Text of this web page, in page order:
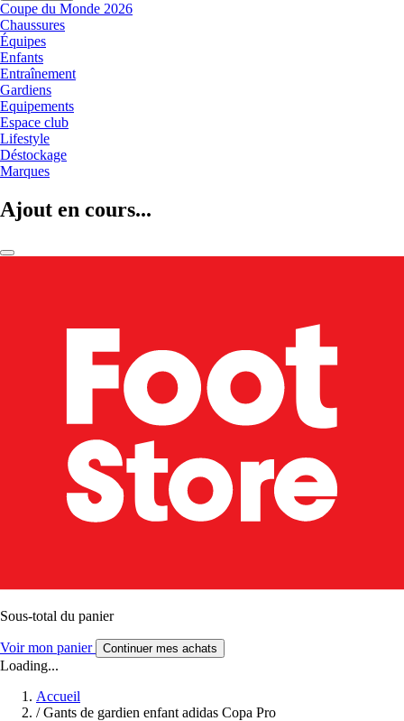
Coupe du Monde 2026
Chaussures
Équipes
Enfants
Entraînement
Gardiens
Equipements
Espace club
Lifestyle
Déstockage
Marques
Ajout en cours...
Sous-total du panier
Voir mon panier Continuer mes achats
Loading...
Accueil
/ Gants de gardien enfant adidas Copa Pro